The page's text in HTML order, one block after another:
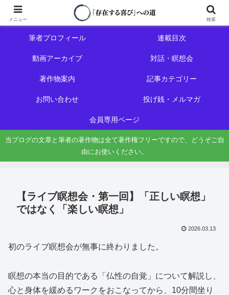
初めての方へ
筆者プロフィール 連載目次
動画アーカイブ 対話・瞑想会
著作物案内 記事カテゴリー
お問い合わせ 投げ銭・メルマガ
会員専用ページ
当ブログの文章と筆者の著作物は全て著作権フリーですので、どうぞご自
由にお使いください。
【ライブ瞑想会・第一回】「正しい瞑想」
ではなく「楽しい瞑想」
2026.03.13
初のライブ瞑想会が無事に終わりました。
瞑想の本当の目的である「仏性の自覚」について解説し、
心と身体を緩めるワークをおこなってから、10分間坐り
メニュー 検索